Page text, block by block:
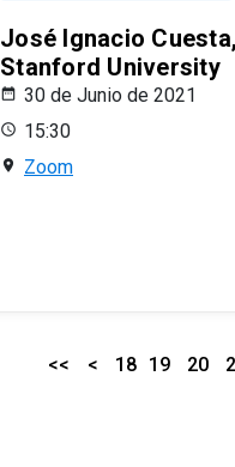
José Ignacio Cuesta,
Stanford University
30 de Junio de 2021
15:30
Zoom
<< < 18 19 20